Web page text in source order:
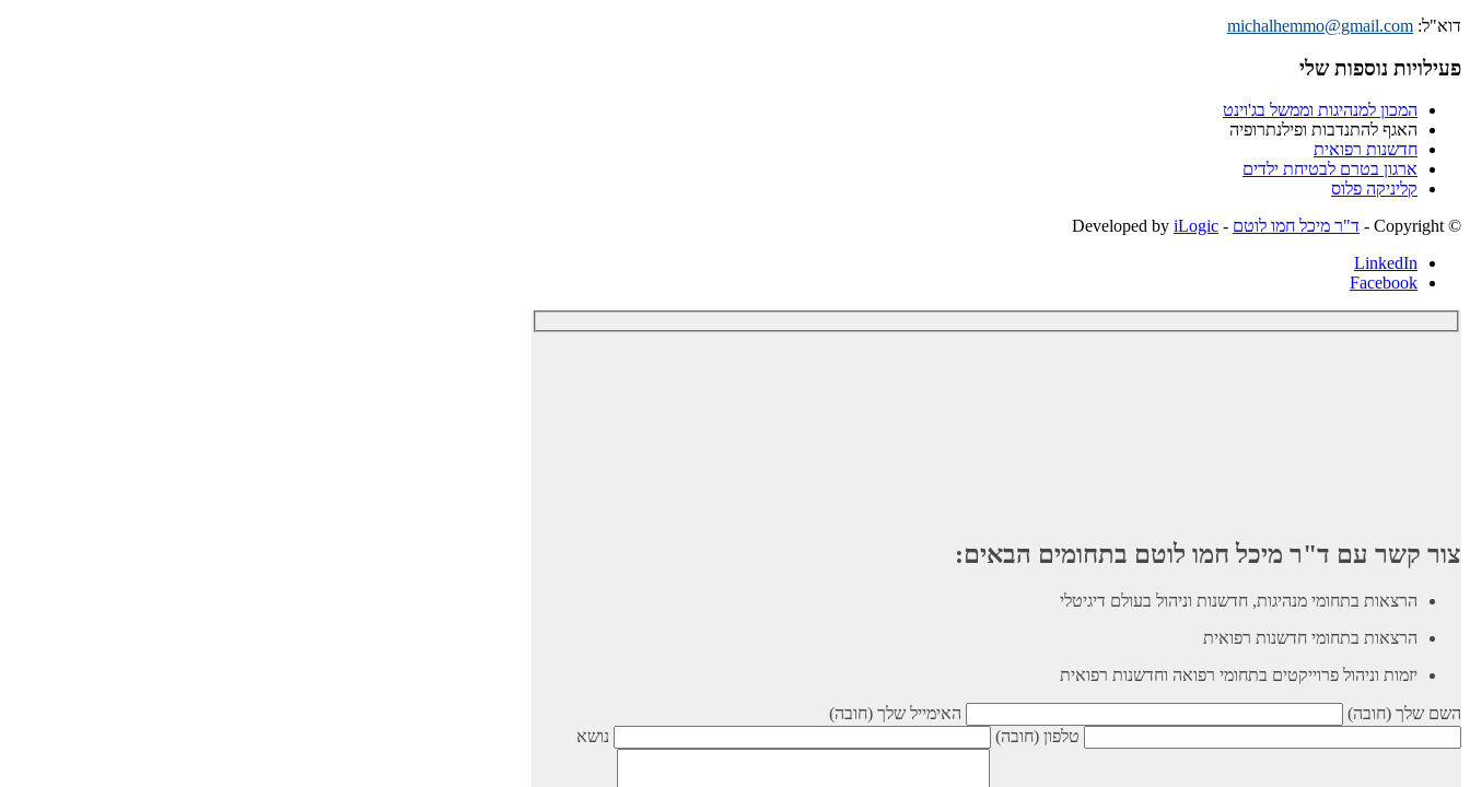
דוא"ל: michalhemmo@gmail.com
פעילויות נוספות שלי
המכון למנהיגות וממשל בג'וינט
האגף להתנדבות ופילנתרופיה
חדשנות רפואית
ארגון בטרם לבטיחת ילדים
קליניקה פלוס
© ‫Copyright -
ד"ר מיכל חמו לוטם - Developed by
iLogic
LinkedIn
Facebook
צור קשר עם ד"ר מיכל חמו לוטם בתחומים הבאים:
הרצאות בתחומי מנהיגות, חדשנות וניהול בעולם דיגיטלי
הרצאות בתחומי חדשנות רפואית
יזמות וניהול פרוייקטים בתחומי רפואה וחדשנות רפואית
השם שלך (חובה)
האימייל שלך (חובה)
טלפון (חובה)
נושא